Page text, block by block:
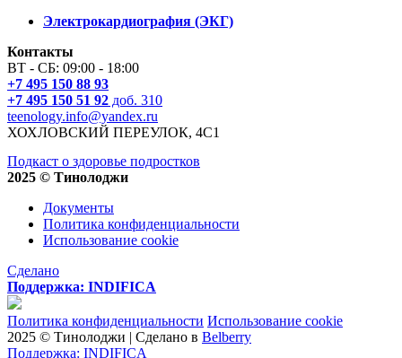
Электрокардиография (ЭКГ)
Контакты
ВТ - СБ: 09:00 - 18:00
+7 495 150 88 93
+7 495 150 51 92 доб. 310
teenology.info@yandex.ru
ХОХЛОВСКИЙ ПЕРЕУЛОК, 4С1
Подкаст о здоровье подростков
2025 © Тинолоджи
Документы
Политика конфиденциальности
Использование cookie
Сделано
Поддержка: INDIFICA
Политика конфиденциальности Использование cookie
2025 © Тинолоджи | Сделано в Belberry
Поддержка: INDIFICA